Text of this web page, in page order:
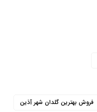
فروش بهترین گلدان شهر آذین